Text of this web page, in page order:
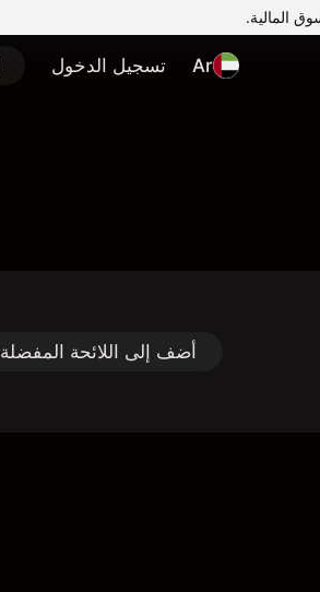
Ar تسجيل الدخول
أضف إلى اللائحة المفضلة